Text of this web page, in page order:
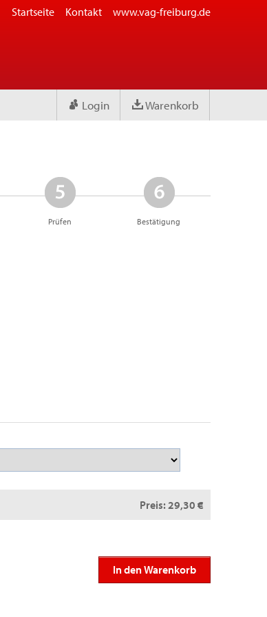
Startseite Kontakt www.vag-freiburg.de
Login Warenkorb
Prüfen Bestätigung
Preis:29,30 €